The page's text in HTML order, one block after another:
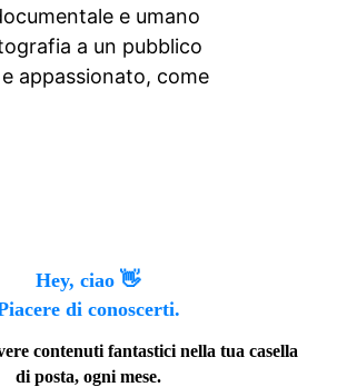
e umano
a un pubblico
appassionato, come
Hey, ciao 👋
di conoscerti.
contenuti fantastici nella tua casella
di posta, ogni mese.